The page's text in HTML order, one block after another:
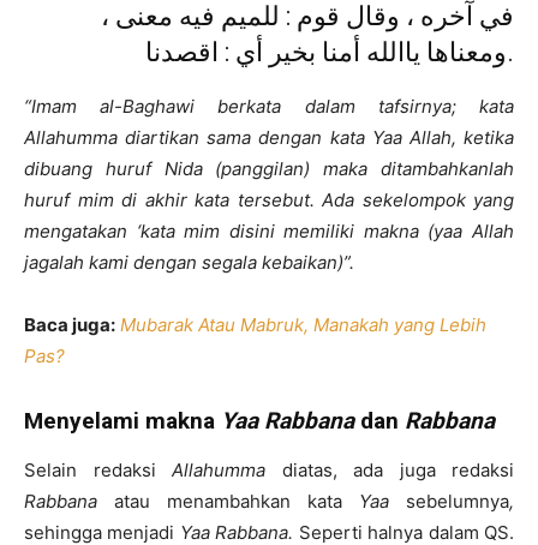
في آخره ، وقال قوم : للميم فيه معنى ،
ومعناها ياالله أمنا بخير أي : اقصدنا.
“Imam al-Baghawi berkata dalam tafsirnya; kata
Allahumma diartikan sama dengan kata Yaa Allah, ketika
dibuang huruf Nida (panggilan) maka ditambahkanlah
huruf mim di akhir kata tersebut. Ada sekelompok yang
mengatakan ‘kata mim disini memiliki makna (yaa Allah
jagalah kami dengan segala kebaikan)”.
Baca juga: Mubarak Atau Mabruk, Manakah yang Lebih
Pas?
Menyelami makna Yaa Rabbanadan Rabbana
Selain redaksi Allahumma diatas, ada juga redaksi
Rabbana atau menambahkan kata Yaa sebelumnya,
sehingga menjadi Yaa Rabbana. Seperti halnya dalam QS.